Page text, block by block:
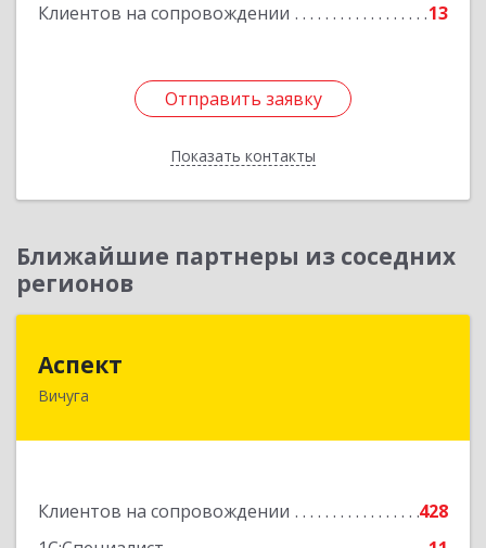
Клиентов на сопровождении 13
Отправить заявку
Показать контакты
Отправить заявку
Назад
Ближайшие партнеры из соседних
регионов
Аспект
Вичуга
Клиентов на сопровождении
428
155331, Ивановская обл, Вичугский р-н, Вичуга